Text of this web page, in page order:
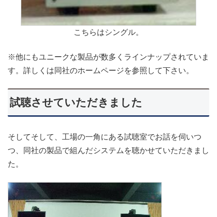
こちらはシングル。
※他にもユニークな製品が数多くラインナップされていま
す。詳しくは同社のホームページを参照して下さい。
試聴させていただきました
そしてそして、工場の一角にある試聴室でお話を伺いつ
つ、同社の製品で組んだシステムを聴かせていただきまし
た。